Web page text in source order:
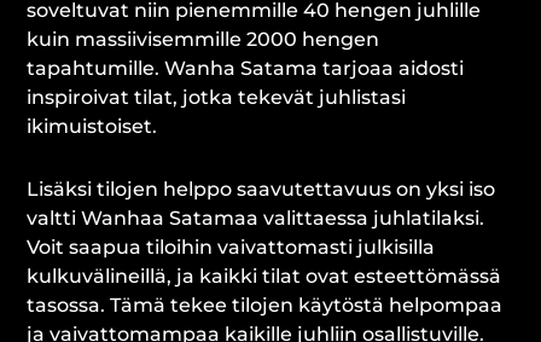
soveltuvat niin pienemmille 40 hengen juhlille
kuin massiivisemmille 2000 hengen
tapahtumille. Wanha Satama tarjoaa aidosti
inspiroivat tilat, jotka tekevät juhlistasi
ikimuistoiset.
Lisäksi tilojen helppo saavutettavuus on yksi iso
valtti Wanhaa Satamaa valittaessa juhlatilaksi.
Voit saapua tiloihin vaivattomasti julkisilla
kulkuvälineillä, ja kaikki tilat ovat esteettömässä
tasossa. Tämä tekee tilojen käytöstä helpompaa
ja vaivattomampaa kaikille juhliin osallistuville.